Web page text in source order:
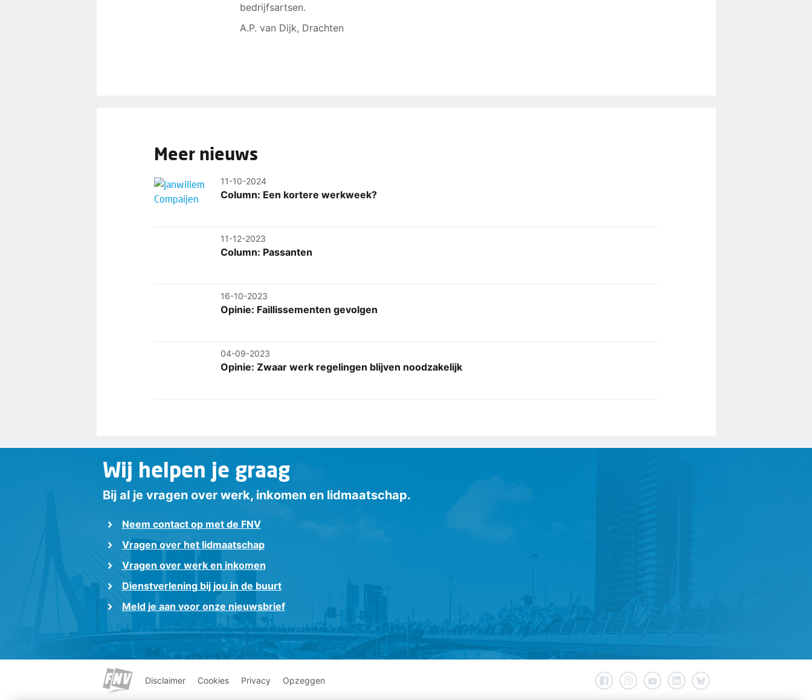
bedrijfsartsen.
A.P. van Dijk, Drachten
Meer nieuws
11-10-2024
Column: Een kortere werkweek?
11-12-2023
Column: Passanten
16-10-2023
Opinie: Faillissementen gevolgen
04-09-2023
Opinie: Zwaar werk regelingen blijven noodzakelijk
Wij helpen je graag
Bij al je vragen over werk, inkomen en lidmaatschap.
Neem contact op met de FNV
Vragen over het lidmaatschap
Vragen over werk en inkomen
Dienstverlening bij jou in de buurt
Meld je aan voor onze nieuwsbrief
Disclaimer Cookies Privacy Opzeggen